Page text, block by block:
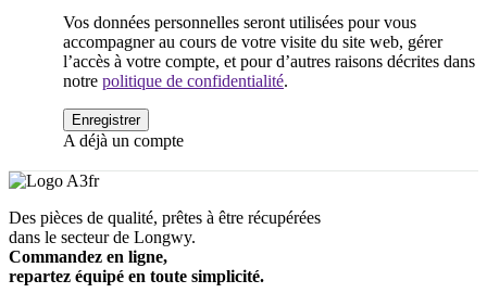
Vos données personnelles seront utilisées pour vous
accompagner au cours de votre visite du site web, gérer
l’accès à votre compte, et pour d’autres raisons décrites dans
notre politique de confidentialité.
A déjà un compte
Des pièces de qualité, prêtes à être récupérées
dans le secteur de Longwy.
Commandez en ligne,
repartez équipé en toute simplicité.